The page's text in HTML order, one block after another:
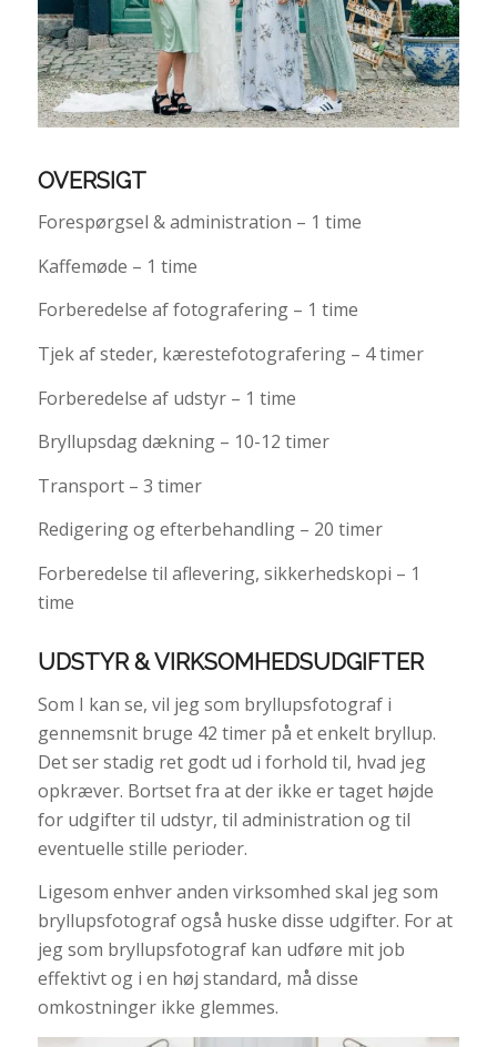
OVERSIGT
Forespørgsel & administration – 1 time
Kaffemøde – 1 time
Forberedelse af fotografering – 1 time
Tjek af steder, kærestefotografering – 4 timer
Forberedelse af udstyr – 1 time
Bryllupsdag dækning – 10-12 timer
Transport – 3 timer
Redigering og efterbehandling – 20 timer
Forberedelse til aflevering, sikkerhedskopi – 1
time
UDSTYR & VIRKSOMHEDSUDGIFTER
Som I kan se, vil jeg som bryllupsfotograf i
gennemsnit bruge 42 timer på et enkelt bryllup.
Det ser stadig ret godt ud i forhold til, hvad jeg
opkræver. Bortset fra at der ikke er taget højde
for udgifter til udstyr, til administration og til
eventuelle stille perioder.
Ligesom enhver anden virksomhed skal jeg som
bryllupsfotograf også huske disse udgifter. For at
jeg som bryllupsfotograf kan udføre mit job
effektivt og i en høj standard, må disse
omkostninger ikke glemmes.